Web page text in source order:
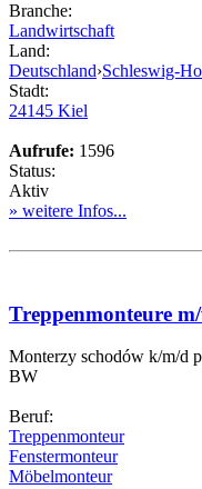
Branche:
Landwirtschaft
Land:
Deutschland›Schleswig-
Stadt:
24145 Kiel
Aufrufe: 1596
Status:
Aktiv
» weitere Infos...
Treppenmonteure
Monterzy schodów k/m/d
BW
Beruf:
Treppenmonteur
Fenstermonteur
Möbelmonteur